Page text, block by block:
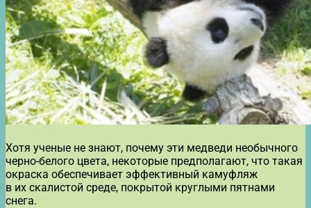
Хотя ученые не знают, почему эти медведи необычного
черно-белого цвета, некоторые предполагают, что такая
окраска обеспечивает эффективный камуфляж
в их скалистой среде, покрытой круглыми пятнами
снега.